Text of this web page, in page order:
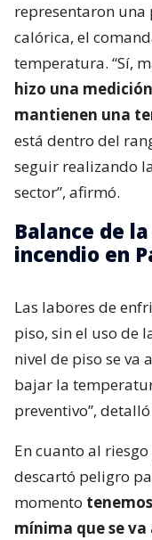
representaron una
calórica, el
temperatura. “Sí,
hizo una
mantienen una
está dentro del
seguir realizando
sector”, afirmó.
Balance de
incendio en
Las labores de
piso, sin el uso de
nivel de piso se va
bajar la
preventivo”,
En cuanto al
descartó peligro
momento
mínima que se